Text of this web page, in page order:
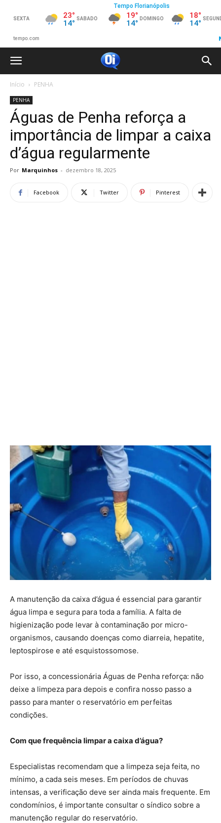
Início PENHA
PENHA
Águas de Penha reforça a
importância de limpar a caixa
d’água regularmente
Por Marquinhos - dezembro 18, 2025
Facebook Twitter Pinterest
A manutenção da caixa d’água é essencial para garantir
água limpa e segura para toda a família. A falta de
higienização pode levar à contaminação por micro-
organismos, causando doenças como diarreia, hepatite,
leptospirose e até esquistossomose.
Por isso, a concessionária Águas de Penha reforça: não
deixe a limpeza para depois e confira nosso passo a
passo para manter o reservatório em perfeitas
condições.
Com que frequência limpar a caixa d’água?
Especialistas recomendam que a limpeza seja feita, no
mínimo, a cada seis meses. Em períodos de chuvas
intensas, a verificação deve ser ainda mais frequente. Em
condomínios, é importante consultar o síndico sobre a
manutenção regular do reservatório.